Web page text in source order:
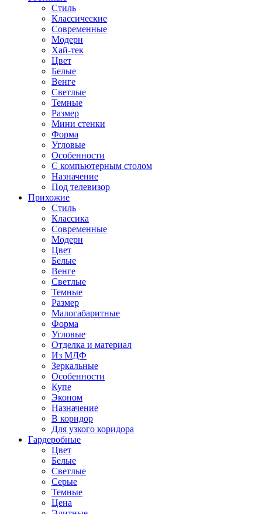
Стиль
Классические
Современные
Модерн
Хай-тек
Цвет
Белые
Венге
Светлые
Темные
Размер
Мини стенки
Форма
Угловые
Особенности
С компьютерным столом
Назначение
Под телевизор
Прихожие
Стиль
Классика
Современные
Модерн
Цвет
Белые
Венге
Светлые
Темные
Размер
Малогабаритные
Форма
Угловые
Отделка и материал
Из МДФ
Зеркальные
Особенности
Купе
Эконом
Назначение
В коридор
Для узкого коридора
Гардеробные
Цвет
Белые
Светлые
Серые
Темные
Цена